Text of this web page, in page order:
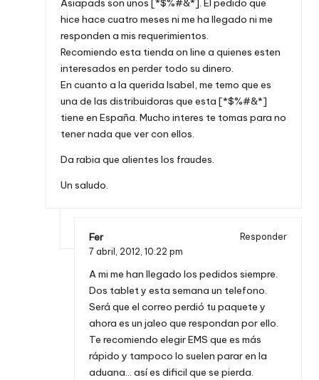
Asiapads son unos [*$%#&*]. El pedido que
hice hace cuatro meses ni me ha llegado ni me
responden a mis requerimientos.
Recomiendo esta tienda on line a quienes esten
interesados en perder todo su dinero.
En cuanto a la querida Isabel, me temo que es
una de las distribuidoras que esta [*$%#&*]
tiene en España. Mucho interes te tomas para no
tener nada que ver con ellos.
Da rabia que alientes los fraudes.
Un saludo.
Fer
Responder
7 abril, 2012, 10:22 pm
A mi me han llegado los pedidos siempre.
Dos tablet y esta semana un telefono.
Será que el correo perdió tu paquete y
ahora es un jaleo que respondan por ello.
Te recomiendo elegir EMS que es más
rápido y tampoco lo suelen parar en la
aduana… así es dificil que se pierda.